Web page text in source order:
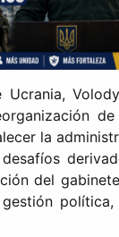
Ucrania,
la
del